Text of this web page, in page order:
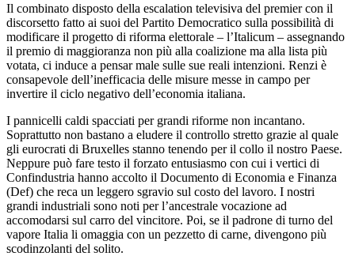
Il combinato disposto della escalation televisiva del premier con il
discorsetto fatto ai suoi del Partito Democratico sulla possibilità di
modificare il progetto di riforma elettorale – l’Italicum – assegnando
il premio di maggioranza non più alla coalizione ma alla lista più
votata, ci induce a pensar male sulle sue reali intenzioni. Renzi è
consapevole dell’inefficacia delle misure messe in campo per
invertire il ciclo negativo dell’economia italiana.
I pannicelli caldi spacciati per grandi riforme non incantano.
Soprattutto non bastano a eludere il controllo stretto grazie al quale
gli eurocrati di Bruxelles stanno tenendo per il collo il nostro Paese.
Neppure può fare testo il forzato entusiasmo con cui i vertici di
Confindustria hanno accolto il Documento di Economia e Finanza
(Def) che reca un leggero sgravio sul costo del lavoro. I nostri
grandi industriali sono noti per l’ancestrale vocazione ad
accomodarsi sul carro del vincitore. Poi, se il padrone di turno del
vapore Italia li omaggia con un pezzetto di carne, divengono più
scodinzolanti del solito.